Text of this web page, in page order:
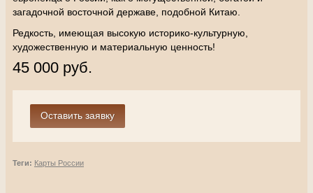
загадочной восточной державе, подобной Китаю.
Редкость, имеющая высокую историко-культурную,
художественную и материальную ценность!
45 000 руб.
Теги: Карты России